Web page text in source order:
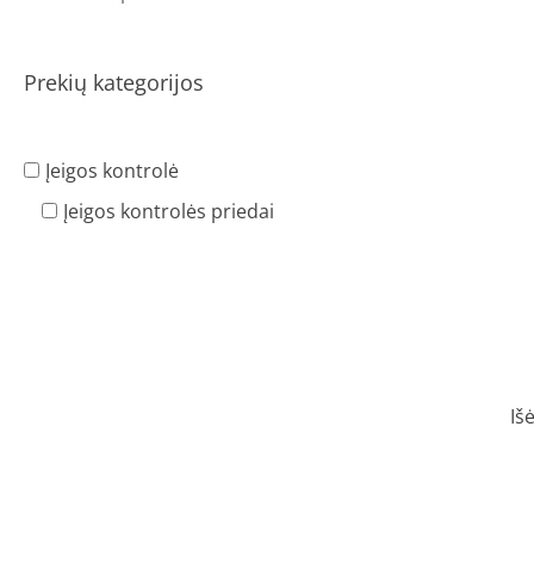
Prekių kategorijos
Įeigos kontrolė
Įeigos kontrolės priedai